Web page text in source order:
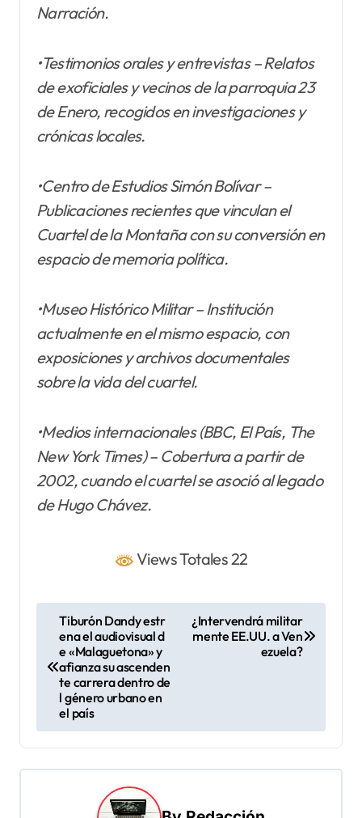
Narración.
•Testimonios orales y entrevistas – Relatos
de exoficiales y vecinos de la parroquia 23
de Enero, recogidos en investigaciones y
crónicas locales.
•Centro de Estudios Simón Bolívar –
Publicaciones recientes que vinculan el
Cuartel de la Montaña con su conversión en
espacio de memoria política.
•Museo Histórico Militar – Institución
actualmente en el mismo espacio, con
exposiciones y archivos documentales
sobre la vida del cuartel.
•Medios internacionales (BBC, El País, The
New York Times) – Cobertura a partir de
2002, cuando el cuartel se asoció al legado
de Hugo Chávez.
Views Totales 22
a
c
Tiburón Dandy estr
ena el audiovisual d
e «Malaguetona» y
afianza su ascenden
te carrera dentro de
l género urbano en
el país
¿Intervendrá militar
mente EE.UU. a Ven
ezuela?